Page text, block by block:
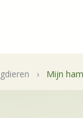
› Mijn